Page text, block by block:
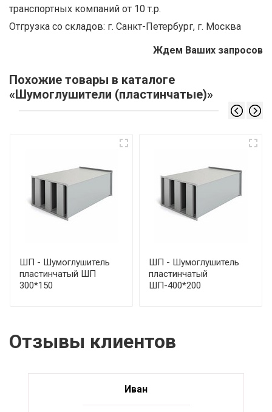
транспортных компаний от 10 т.р.
Отгрузка со складов: г. Санкт-Петербург, г. Москва
Ждем Ваших запросов
Похожие товары в каталоге
«Шумоглушители (пластинчатые)»
ШП - Шумоглушитель
пластинчатый ШП
300*150
ШП - Шумоглушитель
пластинчатый
ШП-400*200
Отзывы клиентов
Иван